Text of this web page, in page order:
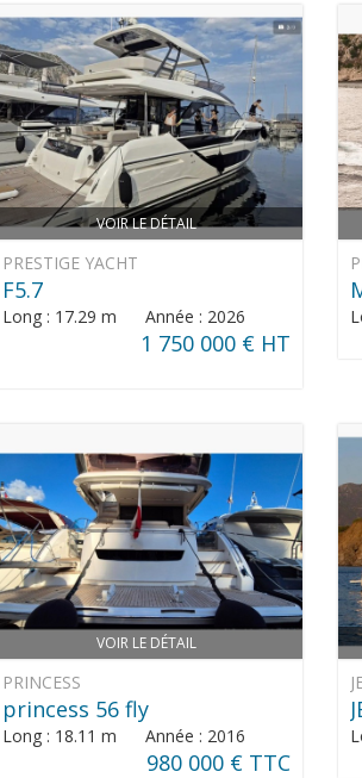
VOIR LE DÉTAIL
PRESTIGE YACHT
F5.7
Long : 17.29 m Année : 2026
1 750 000 € HT
VOIR LE DÉTAIL
PRINCESS
princess 56 fly
Long : 18.11 m Année : 2016
980 000 € TTC